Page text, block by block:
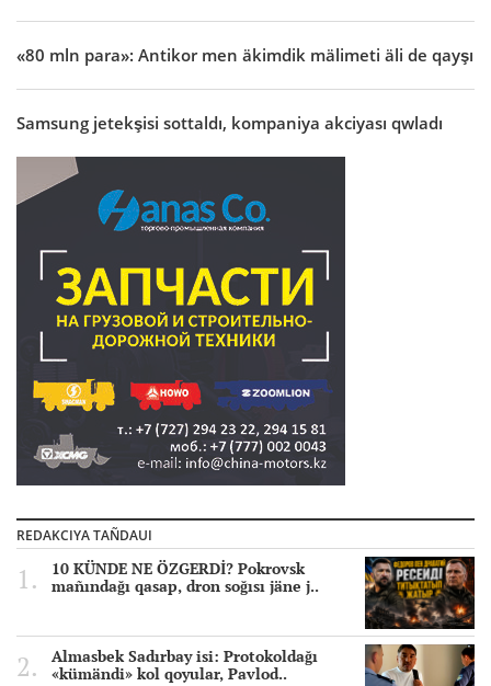
«80 mln para»: Antikor men äkimdik mälimeti äli de qayşı
Samsung jetekşisi sottaldı, kompaniya akciyası qwladı
REDAKCIYA TAÑDAUI
10 KÜNDE NE ÖZGERDİ? Pokrovsk
mañındağı qasap, dron soğısı jäne j..
Almasbek Sadırbay isi: Protokoldağı
«kümändi» kol qoyular, Pavlod..